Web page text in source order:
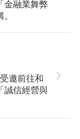
金融業舞弊
邀前往和
誠信經營與